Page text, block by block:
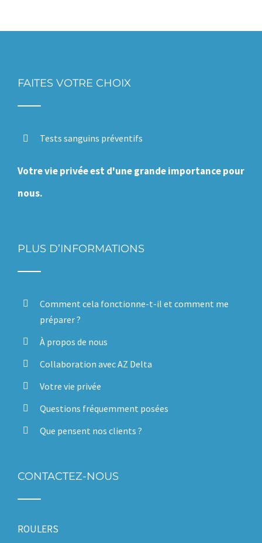
FAITES VOTRE CHOIX
Tests sanguins préventifs
Votre vie privée est d'une grande importance pour
nous.
PLUS D’INFORMATIONS
Comment cela fonctionne-t-il et comment me
préparer ?
À propos de nous
Collaboration avec AZ Delta
Votre vie privée
Questions fréquemment posées
Que pensent nos clients ?
CONTACTEZ-NOUS
ROULERS